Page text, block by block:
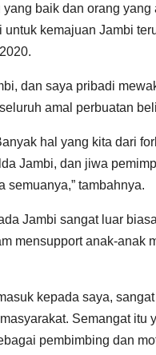
baik dan orang
kemajuan Jambi
dan saya pribadi
amal perbuatan
hal yang kita dari
Jambi, dan jiwa
semuanya,” tambahnya.
Jambi sangat luar
mensupport anak-anak
kepada saya,
Semangat itu
pembimbing dan